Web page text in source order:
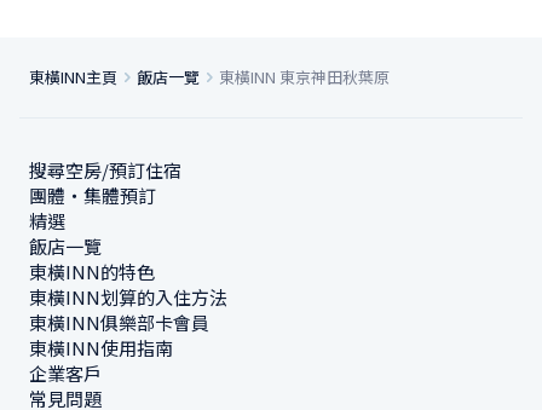
東橫INN主頁 飯店一覽 東橫INN 東京神田秋葉原
搜尋空房/預訂住宿
團體・集體預訂
精選
飯店一覽
東橫INN的特色
東橫INN划算的入住方法
東橫INN俱樂部卡會員
東橫INN使用指南
企業客戶
常見問題